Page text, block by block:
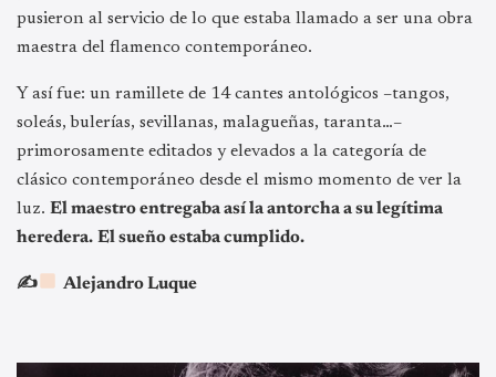
pusieron al servicio de lo que estaba llamado a ser una obra
maestra del flamenco contemporáneo.
Y así fue: un ramillete de 14 cantes antológicos –tangos,
soleás, bulerías, sevillanas, malagueñas, taranta…–
primorosamente editados y elevados a la categoría de
clásico contemporáneo desde el mismo momento de ver la
luz. El maestro entregaba así la antorcha a su legítima
heredera. El sueño estaba cumplido.
✍ Alejandro Luque